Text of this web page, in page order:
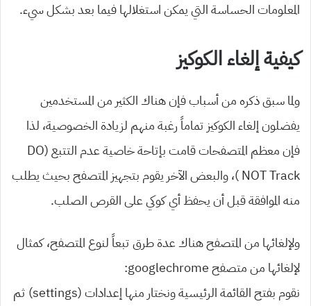
المعلومات الحساسة التي يمكن استغلالها فيما بعد بشكل سيء.
كيفية إلغاء الكوكيز
ولما سبق ذكره من أسباب فإن هناك الكثير من المستخدمين
يفضلون إلغاء الكوكيز تماماً رغبة منهم لزيادة الخصوصية، لذا
فإن معظم المتصفحات قامت بإتاحة خاصية عدم التتبع (DO
NOT Track )، والبعض الآخر يقوم بتجهيز المتصفح بحيث يطلب
منه الموافقة قبل أن يحفظ أي كوكي على القرص الصلب.
ولإلغائها من المتصفح هناك عدة طرق تبعاً لنوع المتصفح، كمثال
لإلغائها من متصفح googlechrome:
نقوم بفتح القائمة الرئيسية ونختار منها إعدادات (settings) ثم